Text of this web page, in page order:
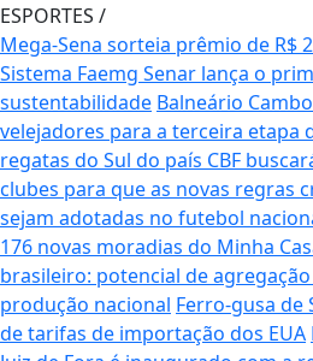
ESPORTES /
Mega-Sena sorteia prêmio de R$
Sistema Faemg Senar lança o
sustentabilidade Balneário
velejadores para a terceira etapa
regatas do Sul do país CBF
clubes para que as novas regras
sejam adotadas no futebol
176 novas moradias do Minha
brasileiro: potencial de
produção nacional Ferro-gusa de
de tarifas de importação dos EUA